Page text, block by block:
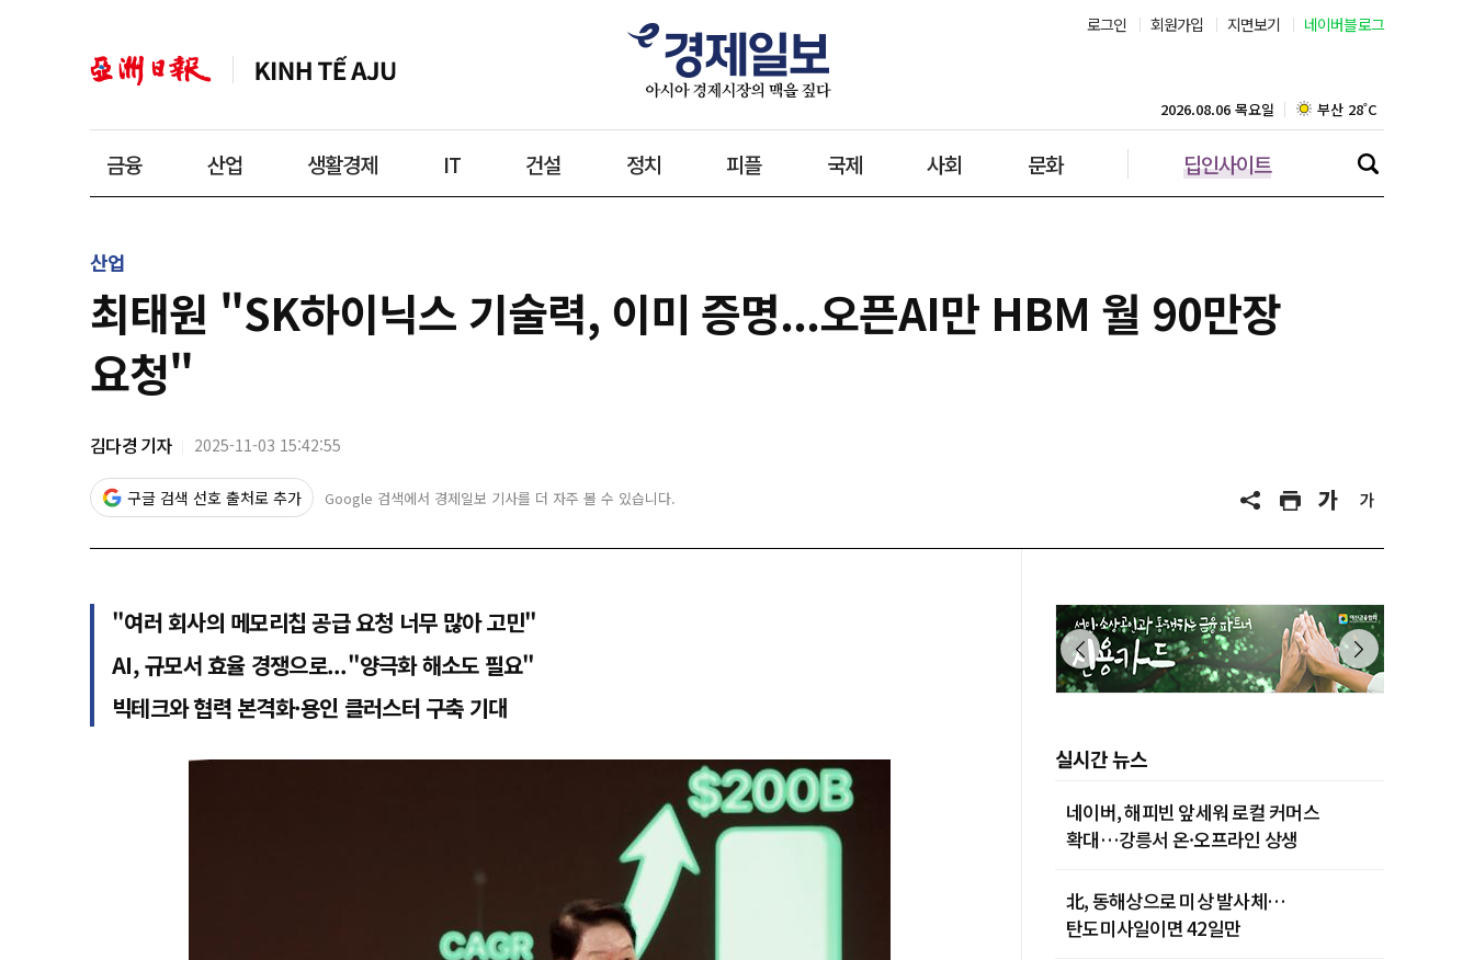
로그인 회원가입 지면보기 네이버블로그
금융 산업 생활경제 IT 건설 정치 피플 국제 사회 문화 딥인사이트
2026.08.06 목요일 대구 28˚C
인천 29˚C
산업
최태원 "SK하이닉스 기술력, 이미 증명...오픈AI만 HBM 월 90만장
요청"
김다경 기자 2025-11-03 15:42:55
구글 검색 선호 출처로 추가 Google 검색에서 경제일보 기사를 더 자주 볼 수 있습니다.
"여러 회사의 메모리칩 공급 요청 너무 많아 고민"
AI, 규모서 효율 경쟁으로..."양극화 해소도 필요"
빅테크와 협력 본격화·용인 클러스터 구축 기대
실시간 뉴스
네이버, 해피빈 앞세워 로컬 커머스
확대…강릉서 온·오프라인 상생
北, 동해상으로 미상 발사체…
탄도미사일이면 42일만